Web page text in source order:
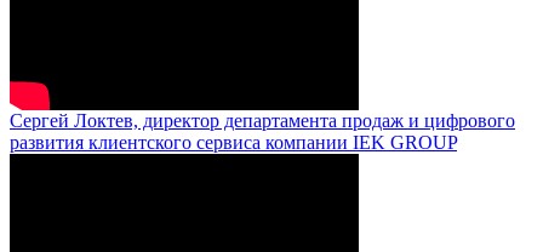
Сергей Локтев, директор департамента продаж и цифрового
развития клиентского сервиса компании IEK GROUP